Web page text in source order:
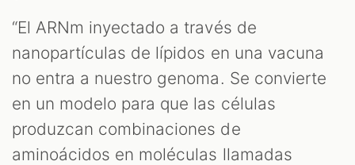
“El ARNm inyectado a través de
nanopartículas de lípidos en una vacuna
no entra a nuestro genoma. Se convierte
en un modelo para que las células
produzcan combinaciones de
aminoácidos en moléculas llamadas